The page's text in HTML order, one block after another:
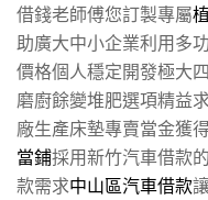
借錢老師傅您訂製專屬
助廣大中小企業利用多
價格個人穩定開發極大
磨廚餘變堆肥選項精益
廠生產床墊專賣當金獲
當鋪採用新竹汽車借款
款需求中山區汽車借款